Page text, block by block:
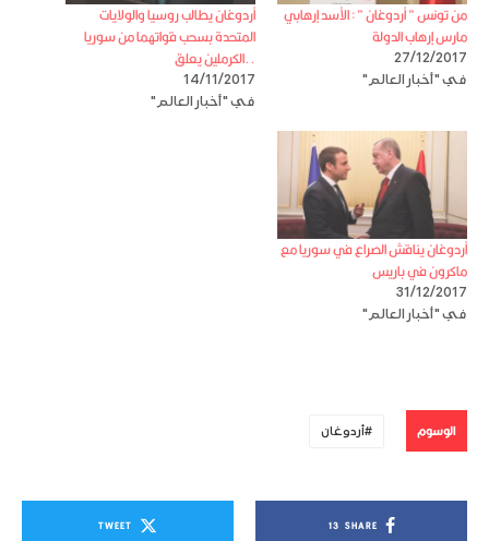
من تونس ” أردوغان ” : الأسد إرهابي
مارس إرهاب الدولة
27/12/2017
في "أخبار العالم"
أردوغان يطالب روسيا والولايات
المتحدة بسحب قواتهما من سوريا
..الكرملين يعلق
14/11/2017
في "أخبار العالم"
أردوغان يناقش الصراع في سوريا مع
ماكرون في باريس
31/12/2017
في "أخبار العالم"
الوسوم أردوغان
SHARE
13
TWEET